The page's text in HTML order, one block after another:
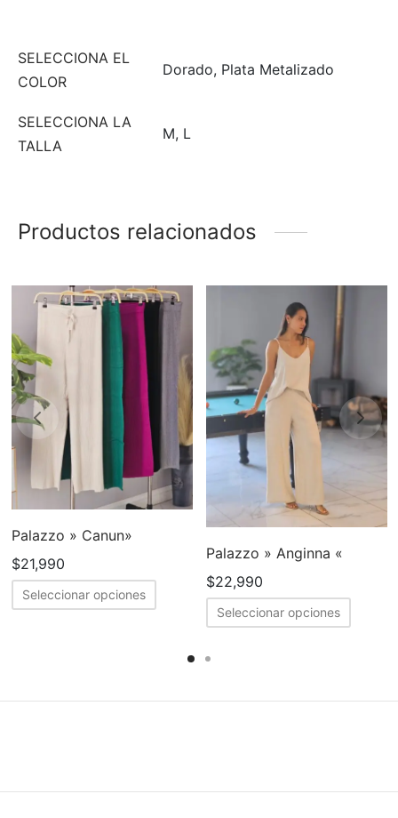
SELECCIONA EL
COLOR
Dorado, Plata Metalizado
SELECCIONA LA
TALLA
M, L
Productos relacionados
Palazzo » Canun»
$21,990
Seleccionar opciones
Este
producto
múltiples
Las
Palazzo » Anginna «
$22,990
Seleccionar opciones
Este